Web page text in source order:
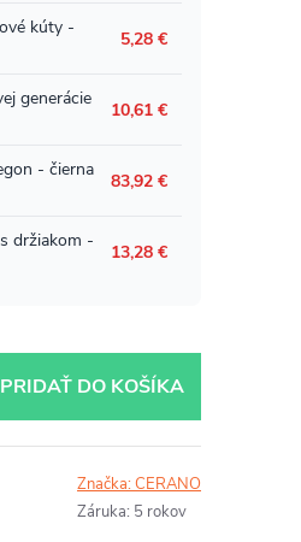
PRIDAŤ DO KOŠÍKA
Značka:CERANO
Záruka: 5 rokov